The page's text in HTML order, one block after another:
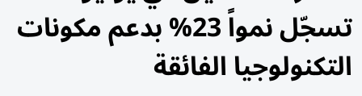
تسجّل نمواً 23% بدعم مكونات
التكنولوجيا الفائقة